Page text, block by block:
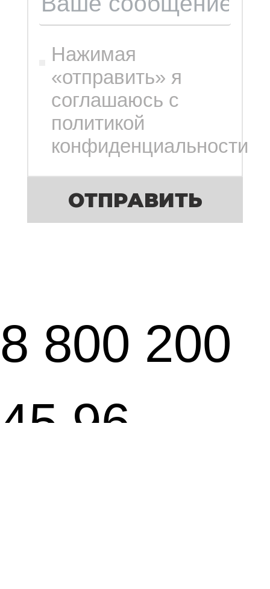
Нажимая
«отправить» я
соглашаюсь с
политикой
конфиденциальности
ОТПРАВИТЬ
8 800 200
45 96